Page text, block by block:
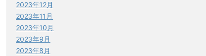
2023年12月
2023年11月
2023年10月
2023年9月
2023年8月